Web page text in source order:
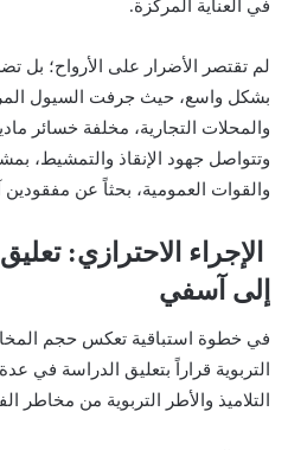
في العناية المركزة.
لم تقتصر الأضرار على الأرواح؛ بل
بشكل واسع، حيث جرفت السيول
والمحلات التجارية، مخلفة خسائر
وتتواصل جهود الإنقاذ والتمشيط،
والقوات العمومية، بحثاً عن مفقودين
الإجراء الاحترازي:
إلى آسفي
في خطوة استباقية تعكس حجم
التربوية قراراً بتعليق الدراسة في
التلاميذ والأطر التربوية من مخاطر